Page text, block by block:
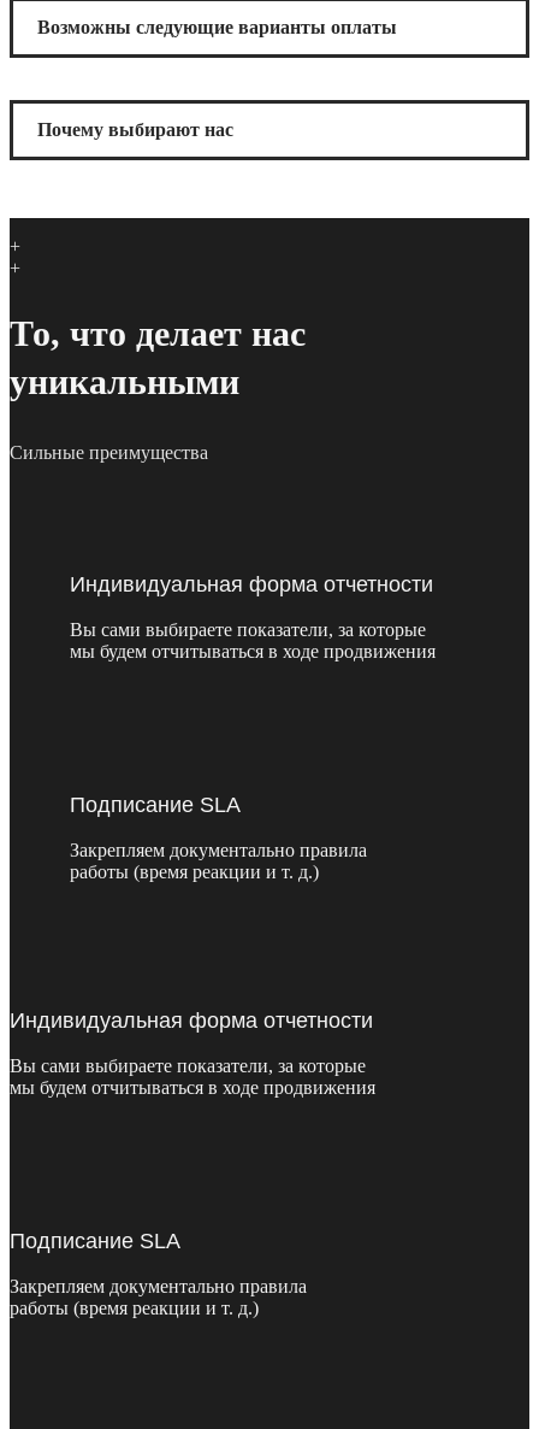
Возможны следующие варианты оплаты
Почему выбирают нас
+
+
То, что делает нас
уникальными
Сильные преимущества
Индивидуальная форма отчетности
Вы сами выбираете показатели, за которые
мы будем отчитываться в ходе продвижения
Подписание SLA
Закрепляем документально правила
работы (время реакции и т. д.)
Индивидуальная форма отчетности
Вы сами выбираете показатели, за которые
мы будем отчитываться в ходе продвижения
Подписание SLA
Закрепляем документально правила
работы (время реакции и т. д.)